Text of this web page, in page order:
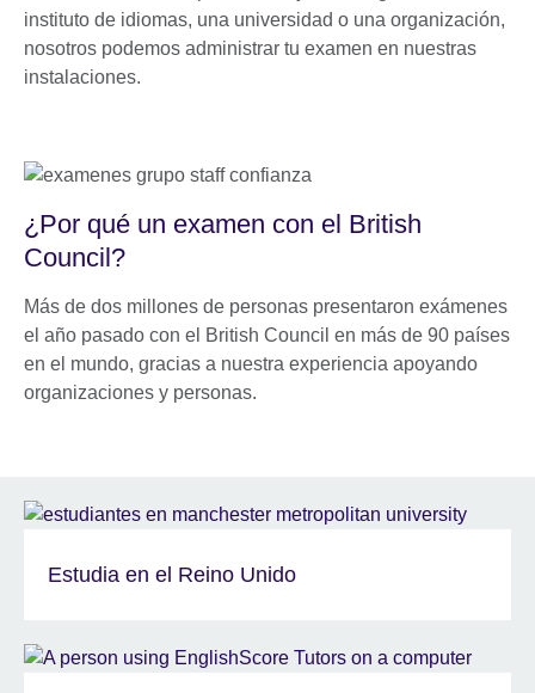
instituto de idiomas, una universidad o una organización,
nosotros podemos administrar tu examen en nuestras
instalaciones.
¿Por qué un examen con el British
Council?
Más de dos millones de personas presentaron exámenes
el año pasado con el British Council en más de 90 países
en el mundo, gracias a nuestra experiencia apoyando
organizaciones y personas.
Estudia en el Reino Unido